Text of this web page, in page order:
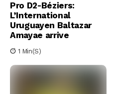
Pro D2-Béziers:
L’International
Uruguayen Baltazar
Amayae arrive
1 Min(s)